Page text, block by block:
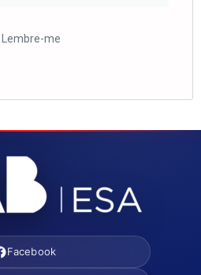
Lembre-me
Facebook